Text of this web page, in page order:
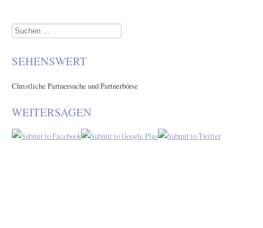
Suchen
SEHENSWERT
Christliche Partnersuche und Partnerbörse
WEITERSAGEN